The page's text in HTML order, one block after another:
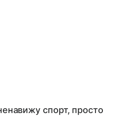
спорт, просто